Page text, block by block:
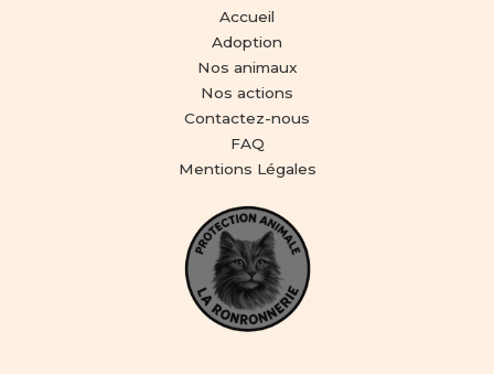
Accueil
Adoption
Nos animaux
Nos actions
Contactez-nous
FAQ
Mentions Légales